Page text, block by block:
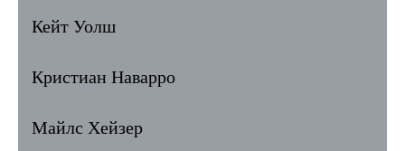
Кейт Уолш
Кристиан Наварро
Майлс Хейзер